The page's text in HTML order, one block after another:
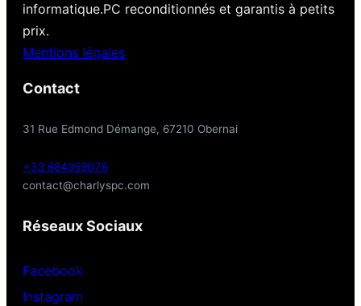
informatique.PC reconditionnés et garantis à petits
prix.
Mentions légales
Contact
31 Rue Edmond Démange, 67210 Obernai
+33 684969076
contact@charlyspc.com
Réseaux Sociaux
Facebook
Instagram